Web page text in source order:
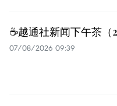
☕️越通社新闻下午茶（
07/08/2026 09:39